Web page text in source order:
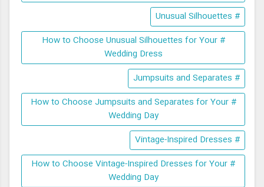
# Unusual Silhouettes
# How to Choose Unusual Silhouettes for Your
Wedding Dress
# Jumpsuits and Separates
# How to Choose Jumpsuits and Separates for Your
Wedding Day
# Vintage-Inspired Dresses
# How to Choose Vintage-Inspired Dresses for Your
Wedding Day